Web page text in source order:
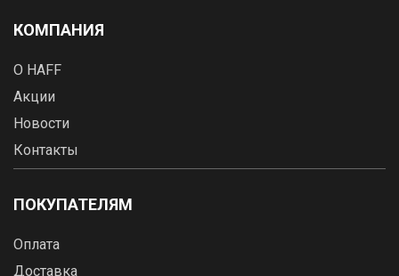
КОМПАНИЯ
О HAFF
Акции
Новости
Контакты
ПОКУПАТЕЛЯМ
Оплата
Доставка